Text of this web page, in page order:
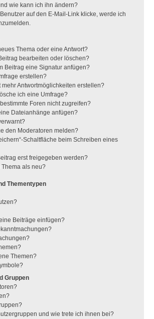
wie kann ich ihn ändern?
auf den E-Mail-Link klicke, werde ich
Thema oder eine Antwort?
bearbeiten oder löschen?
Beitrag eine Signatur anfügen?
erstellen?
Antwortmöglichkeiten erstellen?
ich eine Umfrage?
Foren nicht zugreifen?
Dateianhänge anfügen?
den Moderatoren melden?
Schaltfläche beim Schreiben eines
erst freigegeben werden?
als neu?
Thementypen
Beiträge einfügen?
Themen?
Gruppen
und wie trete ich ihnen bei?